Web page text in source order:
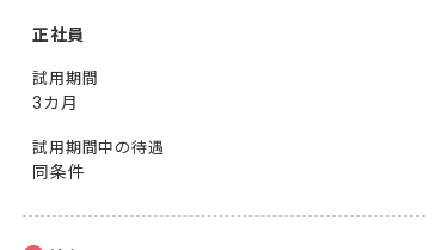
正社員
試用期間
3カ月
試用期間中の待遇
同条件